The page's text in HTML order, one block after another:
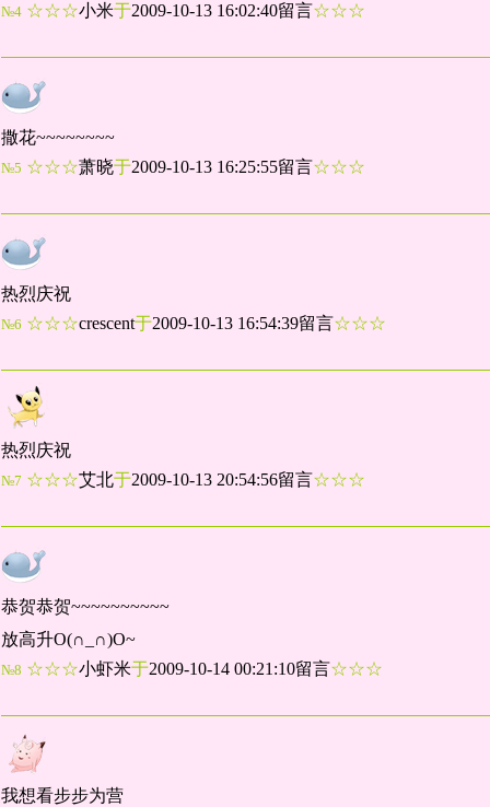
№4 ☆☆☆小米于2009-10-13 16:02:40留言☆☆☆
撒花~~~~~~~~
№5 ☆☆☆萧晓于2009-10-13 16:25:55留言☆☆☆
热烈庆祝
№6 ☆☆☆crescent于2009-10-13 16:54:39留言☆☆☆
热烈庆祝
№7 ☆☆☆艾北于2009-10-13 20:54:56留言☆☆☆
恭贺恭贺~~~~~~~~~~
放高升O(∩_∩)O~
№8 ☆☆☆小虾米于2009-10-14 00:21:10留言☆☆☆
我想看步步为营